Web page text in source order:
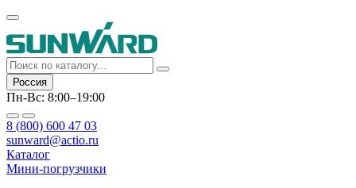
Россия
Пн-Вс: 8:00–19:00
8 (800) 600 47 03
sunward@actio.ru
Каталог
Мини-погрузчики